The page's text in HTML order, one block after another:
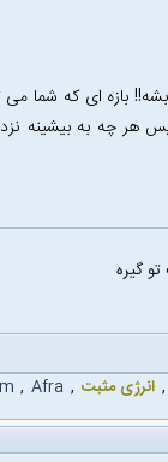
بازه ای که شما می
هر چه به بیشینه
گیره
, انرژی مثبت ,
Afra
,